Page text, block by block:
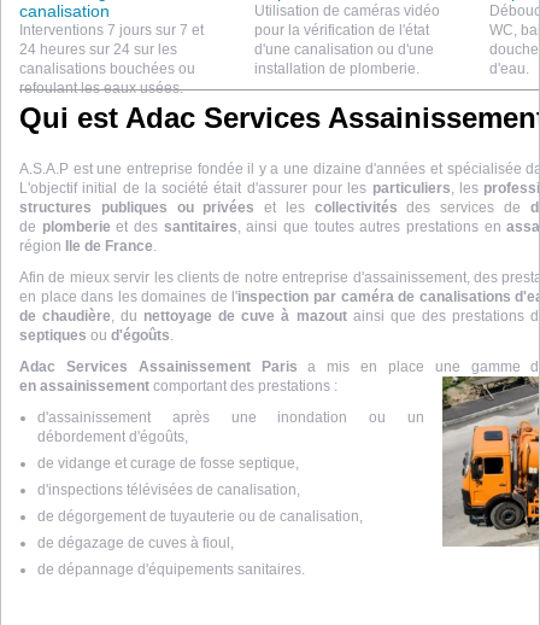
canalisation
Interventions 7 jours sur 7 et
24 heures sur 24 sur les
canalisations bouchées ou
refoulant les eaux usées.
Utilisation de caméras vidéo
pour la vérification de l'état
d'une canalisation ou d'une
installation de plomberie.
WC,
d'eau.
Qui est Adac Services
A.S.A.P est une entreprise fondée il y a une dizaine d'années et spécialisée
L'objectif initial de la société était d'assurer pour les particuliers, les
structures publiques ou privées et les collectivitésdes services de
de plomberie et des santitaires, ainsi que toutes autres prestations en
région
Ile de France.
Afin de mieux servir les clients de notre entreprise d'assainissement, des
en place dans les domaines de l'inspection par caméra de canalisations
de chaudière, du nettoyage de cuve à mazoutainsi que des prestations d'
septiques ou d'égoûts.
Adac Services Assainissement Paris a mis en place une gamme
en assainissement comportant des prestations :
d'assainissement après une inondation ou un
débordement d'égoûts,
de vidange et curage de fosse septique,
d'inspections télévisées de canalisation,
de dégorgement de tuyauterie ou de canalisation,
de dégazage de cuves à fioul,
de dépannage d'équipements sanitaires.